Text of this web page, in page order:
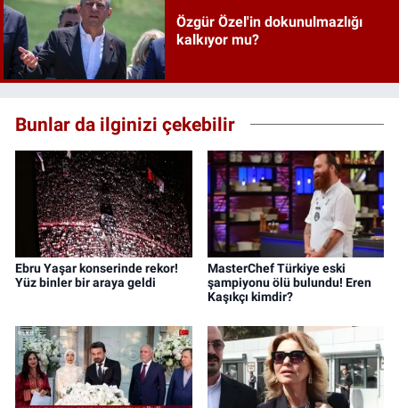
Özgür Özel'in dokunulmazlığı
kalkıyor mu?
Bunlar da ilginizi çekebilir
Ebru Yaşar konserinde rekor!
Yüz binler bir araya geldi
MasterChef Türkiye eski
şampiyonu ölü bulundu! Eren
Kaşıkçı kimdir?